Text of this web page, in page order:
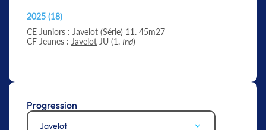
2025 (18)
CE Juniors : Javelot (Série) 11. 45m27
CF Jeunes : Javelot JU (1. Ind)
Progression
Javelot